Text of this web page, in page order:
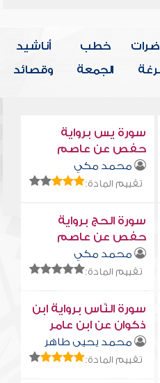
خطب
الجمعة
أناشيد
وقصائد
سورة يس برواية
حفص عن عاصم
محمد مكي
تقييم المادة:
سورة الحج برواية
حفص عن عاصم
محمد مكي
تقييم المادة:
سورة النّاس برواية ابن
ذكوان عن ابن عامر
محمد يحيى طاهر
تقييم المادة: